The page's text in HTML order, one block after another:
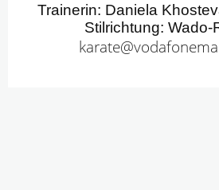
Trainerin: Daniela
Stilrichtung: Wado-